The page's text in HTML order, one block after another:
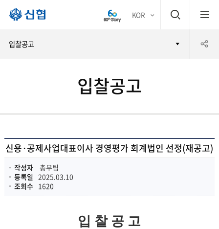
평생
어부
KOR
검
입찰공고
입찰공고
신용·공제사업대표이사 경영평가 회계법인 선정(재공고)
작성자
총무팀
등록일 2025.03.10
조회수 1620
입 찰 공 고